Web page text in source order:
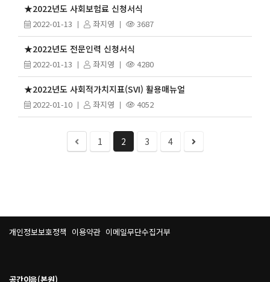
★2022년도 사회보험료 신청서식
2022-01-13 좌지영 3687
★2022년도 전문인력 신청서식
2022-01-13 좌지영 4280
★2022년도 사회적가치지표(SVI) 활용매뉴얼
2022-01-10 좌지영 4052
1 2 3 4
개인정보보호정책 이용약관 이메일무단수집거부
공간이음(본원)